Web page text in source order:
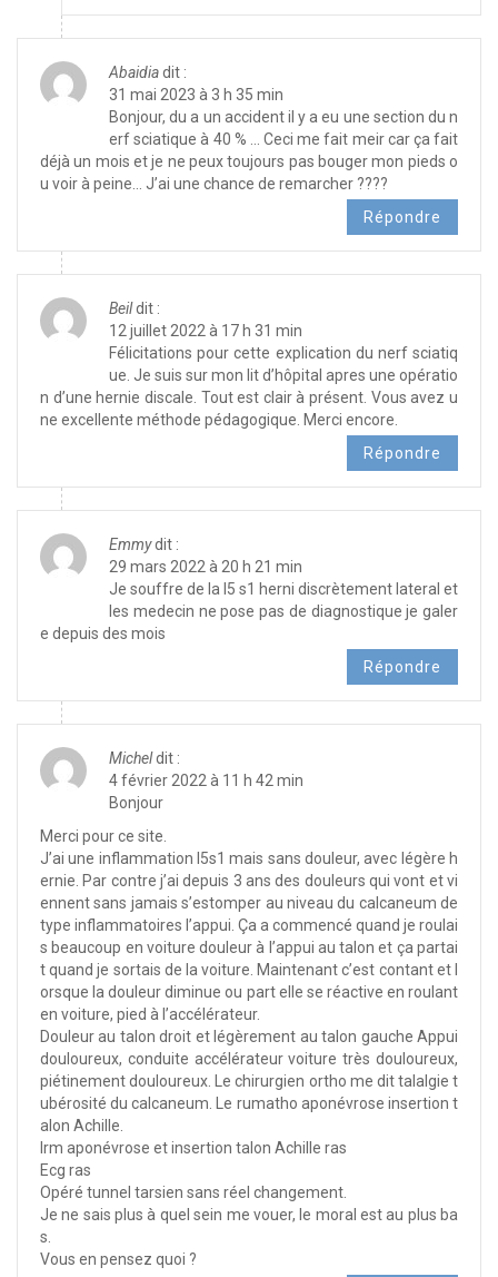
Abaidiadit :
31 mai 2023 à 3 h 35 min
Bonjour, du a un accident il y a eu une section du n
erf sciatique à 40 % … Ceci me fait meir car ça fait
déjà un mois et je ne peux toujours pas bouger mon pieds o
u voir à peine… J’ai une chance de remarcher ????
Répondre
Beildit :
12 juillet 2022 à 17 h 31 min
Félicitations pour cette explication du nerf sciatiq
ue. Je suis sur mon lit d’hôpital apres une opératio
n d’une hernie discale. Tout est clair à présent. Vous avez u
ne excellente méthode pédagogique. Merci encore.
Répondre
Emmydit :
29 mars 2022 à 20 h 21 min
Je souffre de la l5 s1 herni discrètement lateral et
les medecin ne pose pas de diagnostique je galer
e depuis des mois
Répondre
Micheldit :
4 février 2022 à 11 h 42 min
Bonjour
Merci pour ce site.
J’ai une inflammation l5s1 mais sans douleur, avec légère h
ernie. Par contre j’ai depuis 3 ans des douleurs qui vont et vi
ennent sans jamais s’estomper au niveau du calcaneum de
type inflammatoires l’appui. Ça a commencé quand je roulai
s beaucoup en voiture douleur à l’appui au talon et ça partai
t quand je sortais de la voiture. Maintenant c’est contant et l
orsque la douleur diminue ou part elle se réactive en roulant
en voiture, pied à l’accélérateur.
Douleur au talon droit et légèrement au talon gauche Appui
douloureux, conduite accélérateur voiture très douloureux,
piétinement douloureux. Le chirurgien ortho me dit talalgie t
ubérosité du calcaneum. Le rumatho aponévrose insertion t
alon Achille.
Irm aponévrose et insertion talon Achille ras
Ecg ras
Opéré tunnel tarsien sans réel changement.
Je ne sais plus à quel sein me vouer, le moral est au plus ba
s.
Vous en pensez quoi ?